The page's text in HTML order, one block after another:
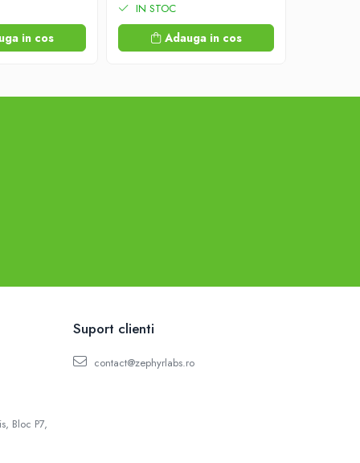
in cos
IN STOC
Adauga in cos
Bloc P7,
Suport clienti
contact@zephyrlabs.ro